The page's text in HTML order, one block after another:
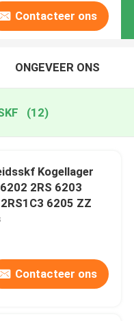
Contacteer ons
ONGEVEER ONS
(12)
Kogellager
2RS 6203
6205 ZZ
Contacteer ons